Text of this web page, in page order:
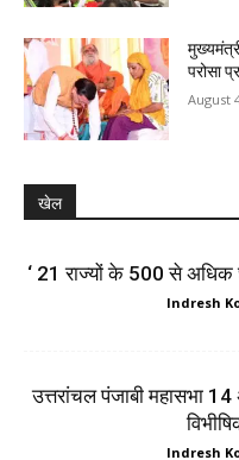
परोसा
August
खेल
‘ 21 राज्यों के 500 से अधिक
Indresh
उत्तरांचल पंजाबी महासभा 14
Indresh